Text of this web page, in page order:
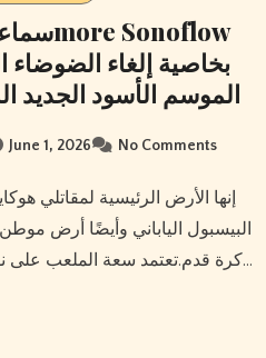
بخاصية إلغاء الضوضاء
الموسم الأسود الجديد
June 1, 2026 No Comments
البيسبول الياباني وأيضًا أرض
كرة قدم.تعتمد سعة الملعب على نوع الرياضة، لكنها تزيد عن 40…